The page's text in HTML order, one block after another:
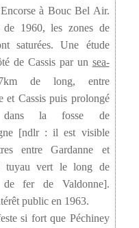
à Bouc Bel Air.
1960, les zones de
saturées. Une étude
de Cassis par un sea-
de long, entre
et Cassis puis prolongé
dans la fosse de
[ndlr : il est visible
entre Gardanne et
tuyau vert le long de
de fer de Valdonne].
public en 1963.
si fort que Péchiney